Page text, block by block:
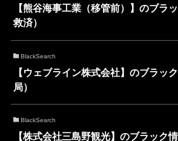
【熊谷海事工業（移管前）】のブラ
救済）
BlackSearch
【ウェブライン株式会社】のブラッ
局）
BlackSearch
【株式会社三島野観光】のブラック